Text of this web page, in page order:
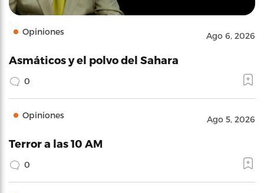
Opiniones Ago 6, 2026
Asmáticos y el polvo del Sahara
0
Opiniones Ago 5, 2026
Terror a las 10 AM
0